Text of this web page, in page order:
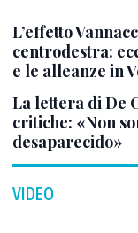
L’effetto
centrodestra:
e le alleanze in
La lettera di De
critiche: «Non
desaparecido»
VIDEO